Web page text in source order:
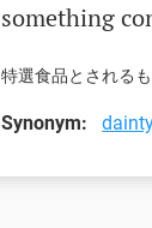
something
特選食品とされる
Synonym: